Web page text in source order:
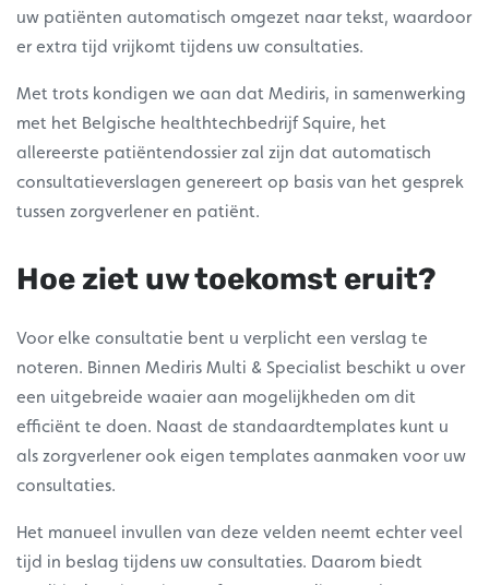
uw patiënten automatisch omgezet naar tekst, waardoor
er extra tijd vrijkomt tijdens uw consultaties.
Met trots kondigen we aan dat Mediris, in samenwerking
met het Belgische healthtechbedrijf Squire, het
allereerste patiëntendossier zal zijn dat automatisch
consultatieverslagen genereert op basis van het gesprek
tussen zorgverlener en patiënt.
Hoe ziet uw toekomst eruit?
Voor elke consultatie bent u verplicht een verslag te
noteren. Binnen Mediris Multi & Specialist beschikt u over
een uitgebreide waaier aan mogelijkheden om dit
efficiënt te doen. Naast de standaardtemplates kunt u
als zorgverlener ook eigen templates aanmaken voor uw
consultaties.
Het manueel invullen van deze velden neemt echter veel
tijd in beslag tijdens uw consultaties. Daarom biedt